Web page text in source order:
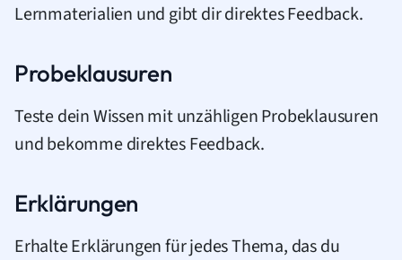
Lernmaterialien und gibt dir direktes Feedback.
Probeklausuren
Teste dein Wissen mit unzähligen Probeklausuren
und bekomme direktes Feedback.
Erklärungen
Erhalte Erklärungen für jedes Thema, das du